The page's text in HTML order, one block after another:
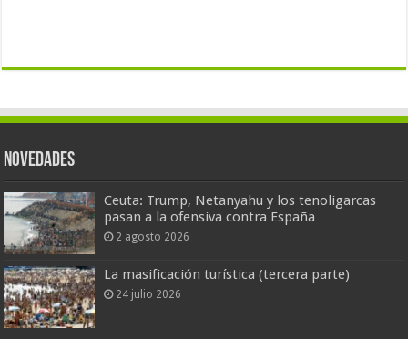
Novedades
Ceuta: Trump, Netanyahu y los tenoligarcas
pasan a la ofensiva contra España
2 agosto 2026
La masificación turística (tercera parte)
24 julio 2026